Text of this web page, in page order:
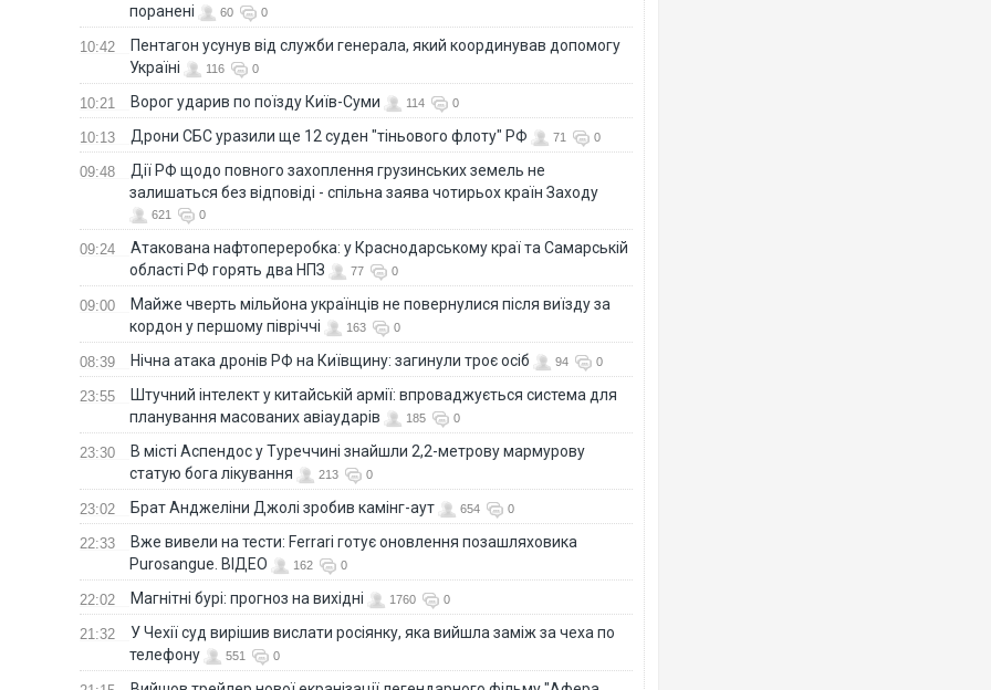
поранені
60 0
10:42
Пентагон усунув від служби генерала, який координував допомогу
Україні
116 0
10:21 Ворог ударив по поїзду Київ-Суми 114 0
10:13 Дрони СБС уразили ще 12 суден "тіньового флоту" РФ 71 0
09:48
Дії РФ щодо повного захоплення грузинських земель не
залишаться без відповіді - спільна заява чотирьох країн Заходу
621 0
09:24
Атакована нафтопереробка: у Краснодарському краї та Самарській
області РФ горять два НПЗ
77 0
09:00
Майже чверть мільйона українців не повернулися після виїзду за
кордон у першому півріччі
163 0
08:39 Нічна атака дронів РФ на Київщину: загинули троє осіб 94 0
23:55
Штучний інтелект у китайській армії: впроваджується система для
планування масованих авіаударів
185 0
23:30
В місті Аспендос у Туреччині знайшли 2,2-метрову мармурову
статую бога лікування
213 0
23:02 Брат Анджеліни Джолі зробив камінг-аут 654 0
22:33
Вже вивели на тести: Ferrari готує оновлення позашляховика
Purosangue. ВІДЕО
162 0
22:02 Магнітні бурі: прогноз на вихідні 1760 0
21:32
У Чехії суд вирішив вислати росіянку, яка вийшла заміж за чеха по
телефону
551 0